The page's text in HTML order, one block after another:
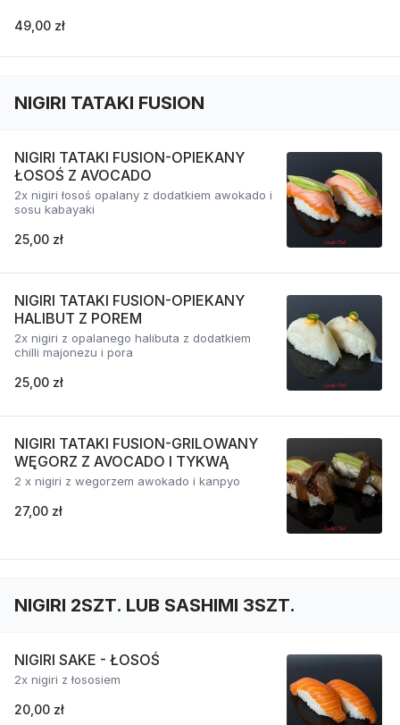
49,00 zł
NIGIRI TATAKI FUSION
NIGIRI TATAKI FUSION-OPIEKANY
ŁOSOŚ Z AVOCADO
2x nigiri łosoś opalany z dodatkiem awokado i
sosu kabayaki
25,00 zł
NIGIRI TATAKI FUSION-OPIEKANY
HALIBUT Z POREM
2x nigiri z opalanego halibuta z dodatkiem
chilli majonezu i pora
25,00 zł
NIGIRI TATAKI FUSION-GRILOWANY
WĘGORZ Z AVOCADO I TYKWĄ
2 x nigiri z wegorzem awokado i kanpyo
27,00 zł
NIGIRI 2SZT. LUB SASHIMI 3SZT.
NIGIRI SAKE - ŁOSOŚ
2x nigiri z łososiem
20,00 zł